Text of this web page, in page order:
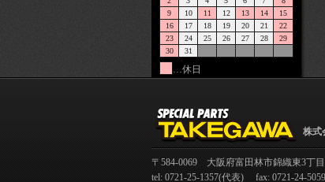
9
10 11 12 13 14
15
16
17 18 19 20 21
22
23
24 25 26 27 28
29
30
31
…休日
株式
〒584-0069 大阪府富田林市錦織東3丁
tel: 0721-25-1357(代表) fax: 0721-24-5059